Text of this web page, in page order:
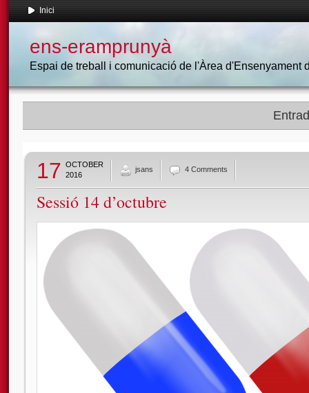
Inici
ens-eramprunyà
Espai de treball i comunicació de l'Àrea d'Ensenyament
17 OCTOBER
2016
jsans 4 Comments
Sessió 14 d’octubre